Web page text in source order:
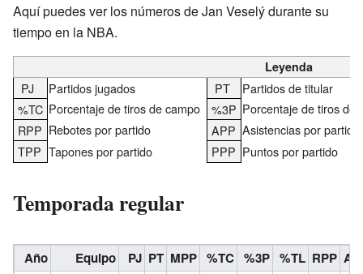
Aquí puedes ver los números de Jan Veselý durante su
tiempo en la NBA.
Leyenda
PJ Partidos jugados PT
Partidos de titular
%TC Porcentaje de tiros de campo %3P Porcentaje de tiros de
RPP Rebotes por partido APP Asistencias por partido
TPP Tapones por partido PPP Puntos por partido
Temporada regular
Año Equipo PJ PT MPP %TC %3P %TL RPP